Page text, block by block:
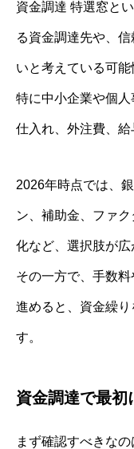
資金調達 特選窓と
る資金調達先や、
いと考えている可能
特に中小企業や個
仕入れ、外注費、給
2026年時点では、
ン、補助金、ファ
化など、選択肢が広
その一方で、手数
進めると、資金繰
す。
資金調達で最初
まず確認すべきな